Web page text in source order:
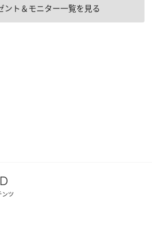
ント＆モニター一覧を見る
ンツ